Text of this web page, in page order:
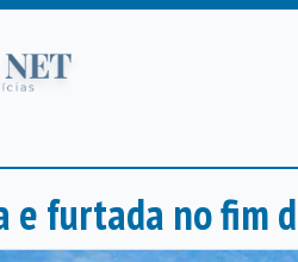
e furtada no fim